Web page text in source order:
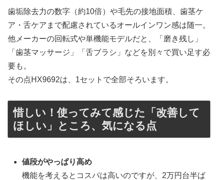
歯垢除去力の数字（約10倍）や毛先の接地面積、歯茎ケ
ア・舌ケアまで配慮されているオールインワン感は随一。
他メーカーの回転式や単機能モデルだと、「磨き残し」
「歯茎マッサージ」「舌ブラシ」などを別々で買い足す必
要も。
その点HX9692は、1セットで全部そろいます。
惜しい！使ってみて感じた「改善して
ほしい」ところ、気になる点
値段がやっぱり高め
機能を考えるとコスパは高いのですが、2万円台半ば